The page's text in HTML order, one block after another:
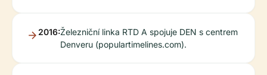
2016:Železniční linka RTD A spojuje DEN s centrem
Denveru (populartimelines.com).